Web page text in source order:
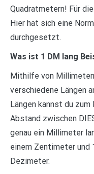
Quadratmetern! Für
Hier hat sich eine
durchgesetzt.
Was ist 1 DM lang
Mithilfe von
verschiedene Längen
Längen kannst du
Abstand zwischen
genau ein Millimeter
einem Zentimeter und
Dezimeter.